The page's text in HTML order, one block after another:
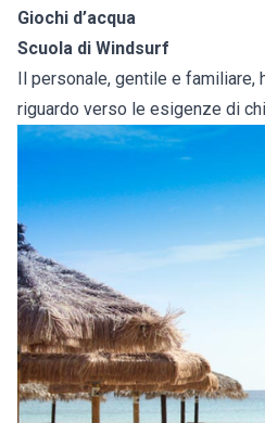
Giochi d’acqua
Scuola di Windsurf
Il personale, gentile e
riguardo verso le esigenze di